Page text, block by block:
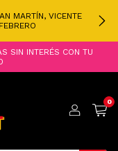
MARTÍN, VICENTE
SIN INTERÉS CON TU
0